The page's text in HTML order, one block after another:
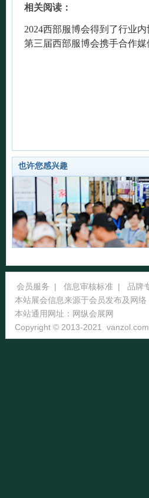
相关阅读：
也许您感兴趣
会员服务 | 信息审核标准 | 品牌
本站展会信息来源于会员发布及网
本站通用网址： 网纵会展网
Copyright © 2013-2021 vanzol.com